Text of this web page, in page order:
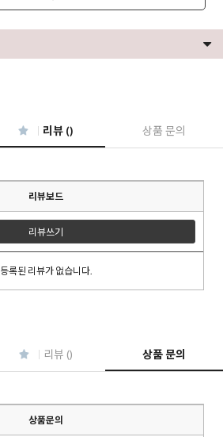
리뷰 () 상품 문의
리뷰보드
리뷰쓰기
등록된 리뷰가 없습니다.
리뷰 () 상품 문의
상품문의